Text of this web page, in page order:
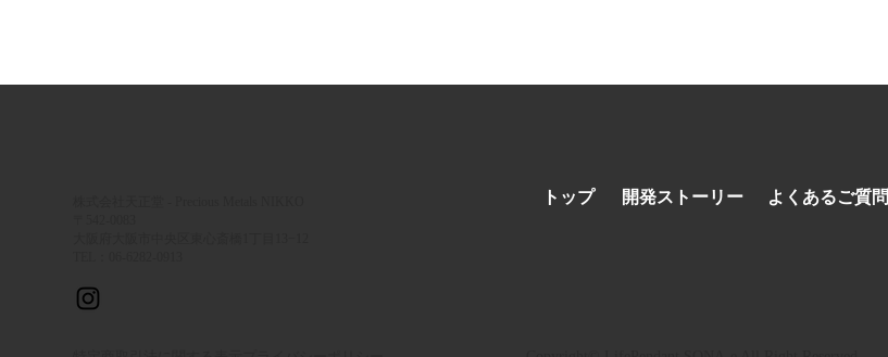
海のアクティビティを楽しむ
トップ 開発ストーリー よくあるご質問